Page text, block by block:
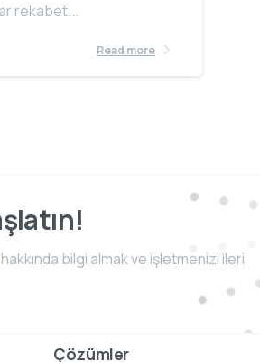
rekabet...
Read more
bilgi almak ve işletmenizi ileri
Çözümler